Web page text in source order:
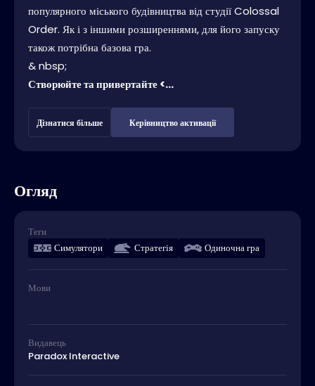
популярного міського будівництва від студії Colossal
Order. Як і з іншими розширеннями, для його запуску
також потрібна базова гра.
& nbsp;
Створюйте та привертайте <...
Дізнатися більше Керівництво активації
Огляд
Теги
Симулятори
Стратегія Одиночна гра
Мови
Видавець
Paradox Interactive